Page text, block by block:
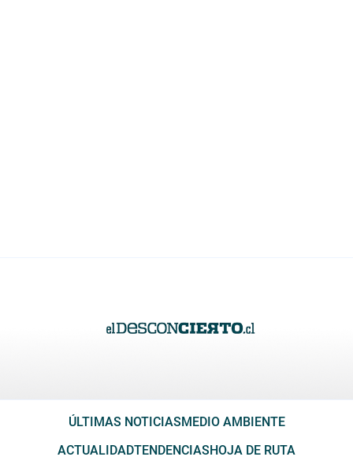
ÚLTIMAS NOTICIASMEDIO AMBIENTE
ACTUALIDADTENDENCIASHOJA DE RUTA